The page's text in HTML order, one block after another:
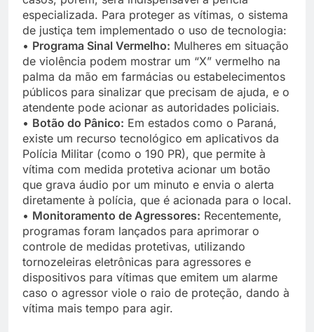
especializada. Para proteger as vítimas, o sistema
de justiça tem implementado o uso de tecnologia:
• Programa Sinal Vermelho: Mulheres em situação
de violência podem mostrar um “X” vermelho na
palma da mão em farmácias ou estabelecimentos
públicos para sinalizar que precisam de ajuda, e o
atendente pode acionar as autoridades policiais.
• Botão do Pânico: Em estados como o Paraná,
existe um recurso tecnológico em aplicativos da
Polícia Militar (como o 190 PR), que permite à
vítima com medida protetiva acionar um botão
que grava áudio por um minuto e envia o alerta
diretamente à polícia, que é acionada para o local.
• Monitoramento de Agressores: Recentemente,
programas foram lançados para aprimorar o
controle de medidas protetivas, utilizando
tornozeleiras eletrônicas para agressores e
dispositivos para vítimas que emitem um alarme
caso o agressor viole o raio de proteção, dando à
vítima mais tempo para agir.